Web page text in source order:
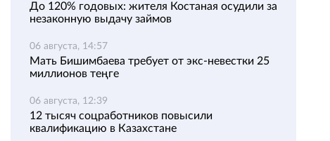
До 120% годовых: жителя Костаная осудили за
незаконную выдачу займов
06 августа, 14:57
Мать Бишимбаева требует от экс-невестки 25
миллионов теңге
06 августа, 12:39
12 тысяч соцработников повысили
квалификацию в Казахстане